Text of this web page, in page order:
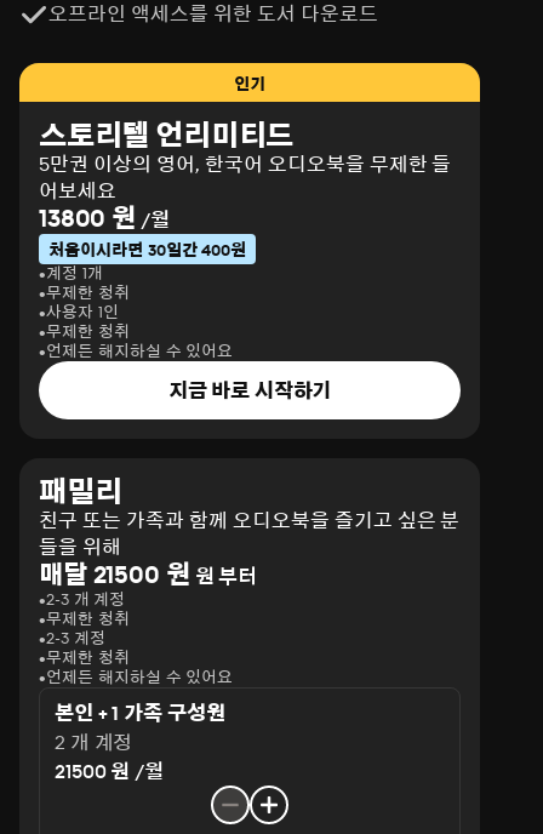
오프라인 액세스를 위한 도서 다운로드
인기
스토리텔 언리미티드
5만권 이상의 영어, 한국어 오디오북을 무제한 들
어보세요
13800 원 /월
처음이시라면 30일간 400원
계정 1개
무제한 청취
사용자 1인
무제한 청취
언제든 해지하실 수 있어요
지금 바로 시작하기
패밀리
친구 또는 가족과 함께 오디오북을 즐기고 싶은 분
들을 위해
매달 21500 원 원 부터
2-3 개 계정
무제한 청취
2-3 계정
무제한 청취
언제든 해지하실 수 있어요
본인 + 1 가족 구성원
2 개 계정
21500 원 /월